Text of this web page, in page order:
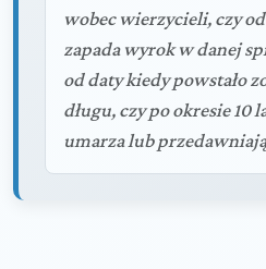
wobec wierzycieli, czy
zapada wyrok w danej
od daty kiedy powstało
długu, czy po okresie 10
umarza lub